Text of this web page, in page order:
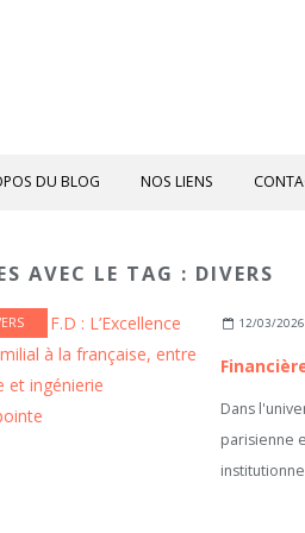
DU BLOG NOS LIENS
AVEC LE TAG : DIVERS
12/03/2026
Dans
parisienne